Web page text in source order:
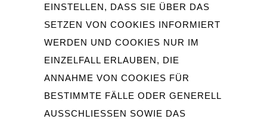
EINSTELLEN, DASS SIE ÜBER DAS
SETZEN VON COOKIES INFORMIERT
WERDEN UND COOKIES NUR IM
EINZELFALL ERLAUBEN, DIE
ANNAHME VON COOKIES FÜR
BESTIMMTE FÄLLE ODER GENERELL
AUSSCHLIESSEN SOWIE DAS A